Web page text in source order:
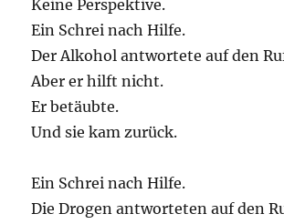
Keine Perspektive.
Ein Schrei nach Hilfe.
Der Alkohol antwortete auf den
Aber er hilft nicht.
Er betäubte.
Und sie kam zurück.
Ein Schrei nach Hilfe.
Die Drogen antworteten auf den